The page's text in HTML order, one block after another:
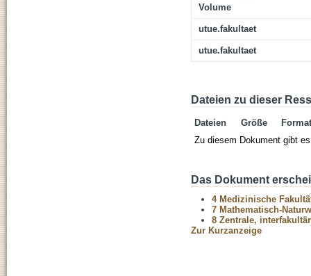
Volume
utue.fakultaet
utue.fakultaet
Dateien zu dieser
Dateien Größe
Format
Zu diesem Dokument gibt
Das Dokument
4 Medizinische
7 Mathematisch-
8 Zentrale,
Zur Kurzanzeige